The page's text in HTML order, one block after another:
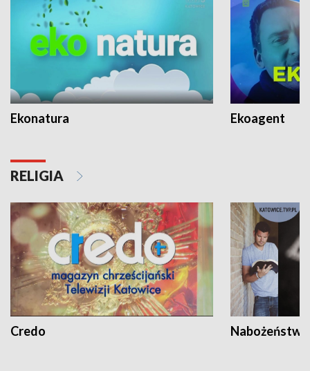
Ekonatura Ekoagent
RELIGIA
Credo